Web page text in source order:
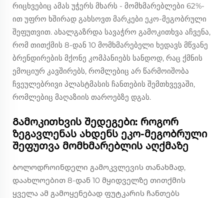
რიცხვებიც ამას უჭერს მხარს - მომხმარებლები 62%-
ით უფრო ხშირად გახსოვთ მარკები ეკო-მეგობრული
შეფუთვით. ახალგაზრდა სავაჭრო გამოკითხვა აჩვენა,
რომ თითქმის 8-დან 10 მომხმარებელი ხედავს მწვანე
ბრენდირების მქონე კომპანიებს სანდოდ, რაც ქმნის
ემოციურ კავშირებს, რომლებიც არ წარმოიშობა
ჩვეულებრივი პლასტმასის ჩანთების შემთხვევაში,
რომლებიც მაღაზიის თაროებზე დგას.
Გამოკითხვის შედეგები: როგორ
ზეგავლენას ახდენს ეკო-მეგობრული
შეფუთვა მომხმარებლის აღქმაზე
Ბოლოდროინდელი გამოკვლევის თანახმად,
დაახლოებით 8-დან 10 მყიდველზე თითქმის
ყველა ამ გამოყენებად ფუტკარის ჩანთებს